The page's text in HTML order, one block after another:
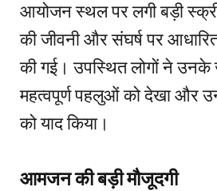
आयोजन स्थल पर लगी बड़ी
की जीवनी और संघर्ष पर
की गई। उपस्थित लोगों ने
महत्वपूर्ण पहलुओं को देखा और
को याद किया।
आमजन की बड़ी मौजूदगी